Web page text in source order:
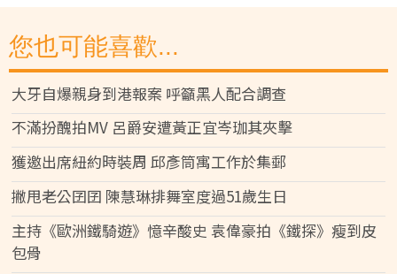
您也可能喜歡...
大牙自爆親身到港報案 呼籲黑人配合調查
不滿扮醜拍MV 呂爵安遭黃正宜岑珈其夾擊
獲邀出席紐約時裝周 邱彥筒寓工作於集郵
撇甩老公囝囝 陳慧琳排舞室度過51歲生日
主持《歐洲鐵騎遊》憶辛酸史 袁偉豪拍《鐵探》瘦到皮
包骨